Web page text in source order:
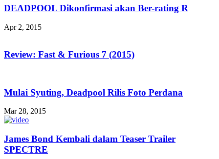
DEADPOOL Dikonfirmasi akan Ber-rating R
Apr 2, 2015
Review: Fast & Furious 7 (2015)
Mulai Syuting, Deadpool Rilis Foto Perdana
Mar 28, 2015
James Bond Kembali dalam Teaser Trailer
SPECTRE